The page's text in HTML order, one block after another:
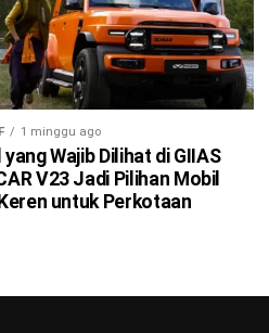
1 minggu ago
Wajib Dilihat di GIIAS
V23 Jadi Pilihan Mobil
untuk Perkotaan